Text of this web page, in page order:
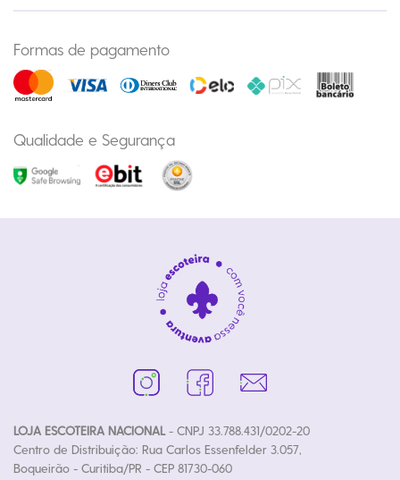
Formas de pagamento
Qualidade e Segurança
LOJA ESCOTEIRA NACIONAL- CNPJ 33.788.431/0202-20
Centro de Distribuição: Rua Carlos Essenfelder 3.057,
Boqueirão - Curitiba/PR - CEP 81730-060